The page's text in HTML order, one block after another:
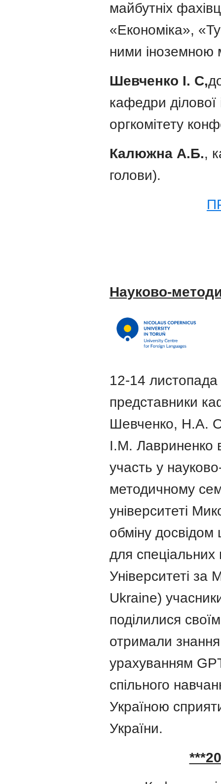
майбутніх
«Економіка»,
ними іноземною
Шевченко І. С,
кафедри
оргкомітету
Калюжна А.Б.,
голови).
Науково-
12-14
представники
Шевченко, Н.А.
І.М. Лавриненко
участь у
методичному
університеті
обміну
для
Університеті
Ukraine)
поділилися
отримали
урахуванням
спільного
Україною
України.